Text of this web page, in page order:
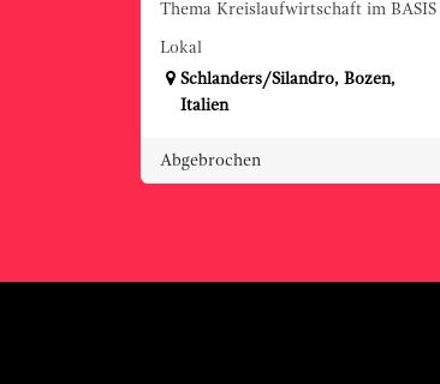
Thema Kreislaufwirtschaft im BASIS
Lokal
Schlanders/Silandro,Bozen,
Italien
Abgebrochen